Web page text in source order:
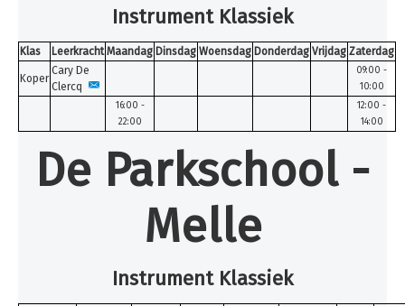
Inschrijven
Uurroosters 25-26
Uurroosters 26-27
Projecten
Aanmelden
Home
Uurroosters 26-27
Instrument Klassiek
Klas Leerkracht Maandag Dinsdag Woensdag Donderdag Vrijdag Zaterdag
Koper
Cary De
Clercq
09:00 -
10:00
16:00 -
22:00
12:00 -
14:00
De Parkschool -
Melle
Instrument Klassiek